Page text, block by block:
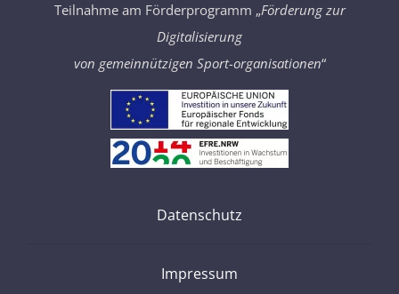
Teilnahme am Förderprogramm „Förderung zur
Digitalisierung
von gemeinnützigen Sport-organisationen“
Datenschutz
Impressum